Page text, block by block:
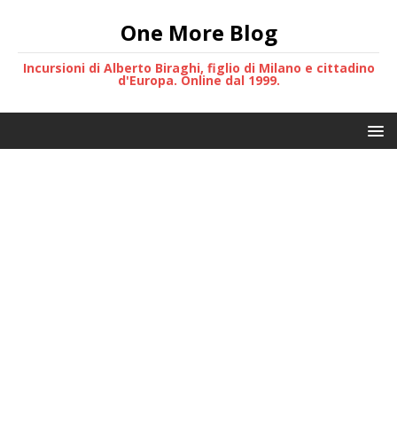
One More Blog
Incursioni di Alberto Biraghi, figlio di Milano e cittadino
d'Europa. Online dal 1999.